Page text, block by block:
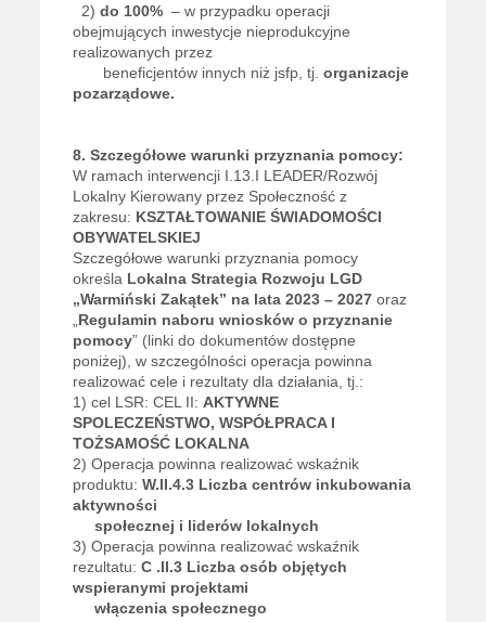
2)do 100% – w przypadku operacji
obejmujących inwestycje nieprodukcyjne
realizowanych przez
beneficjentów innych niż jsfp, tj. organizacje
pozarządowe.
8. Szczegółowe warunki przyznania pomocy:
W ramach interwencji I.13.I LEADER/Rozwój
Lokalny Kierowany przez Społeczność z
zakresu: KSZTAŁTOWANIE ŚWIADOMOŚCI
OBYWATELSKIEJ
Szczegółowe warunki przyznania pomocy
określa Lokalna Strategia Rozwoju LGD
„Warmiński Zakątek” na lata 2023 – 2027 oraz
Regulamin naboru wniosków o przyznanie
pomocy” (linki do dokumentów dostępne
poniżej), w szczególności operacja powinna
realizować cele i rezultaty dla działania, tj.:
1) cel LSR: CEL II: AKTYWNE
SPOLECZEŃSTWO, WSPÓŁPRACA I
TOŻSAMOŚĆ LOKALNA
2) Operacja powinna realizować wskaźnik
produktu:W.II.4.3 Liczba centrów inkubowania
aktywności
społecznej i liderów lokalnych
3) Operacja powinna realizować wskaźnik
rezultatu:C .II.3 Liczba osób objętych
wspieranymi projektami
włączenia społecznego